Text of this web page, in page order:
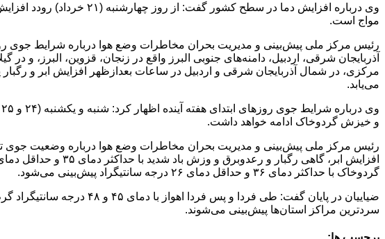
وی درباره افزایش دما
مواج است.
مرکزی، در شمال آذربایجان شرقی و اردبیل در ساعات بعدازظهر افزایش ابر و
می‌یابد.
و خیزش گردوخاک ادامه خواهد داشت.
گردوخاک با حداکثر دمای ۳۶ و حداقل دمای ۲۶ درجه سانتیگراد پیش‌بینی می‌شود.
سردترین مراکز استان‌ها پیش‌بینی می‌شوند.